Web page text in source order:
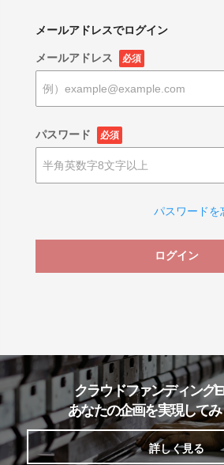
メールアドレスでログイン
メールアドレス 必須
パスワード 必須
パスワードを
ログイン
クラウドファンディング
あなたの企画を実現して
詳しく見る